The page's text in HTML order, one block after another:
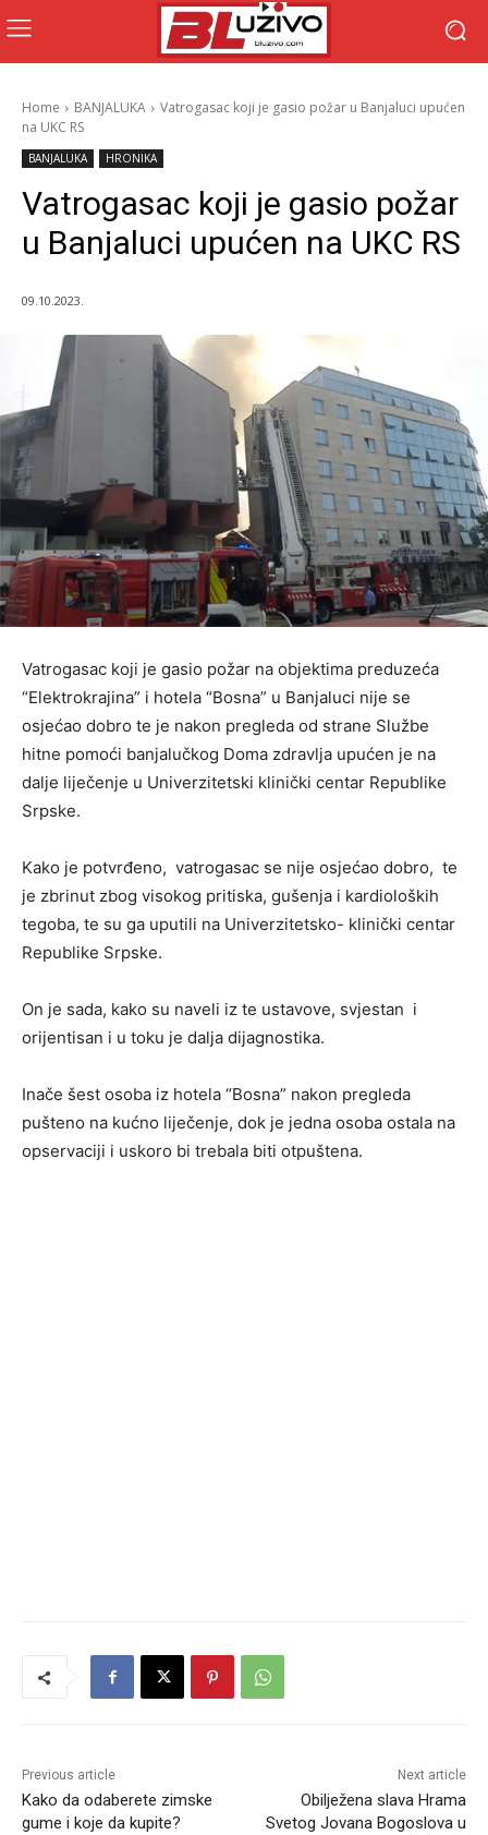
Home BANJALUKA
Vatrogasac koji je gasio požar u Banjaluci upućen
na UKC RS
BANJALUKA HRONIKA
Vatrogasac koji je gasio požar
u Banjaluci upućen na UKC RS
09.10.2023.
Vatrogasac koji je gasio požar na objektima preduzeća
“Elektrokrajina” i hotela “Bosna” u Banjaluci nije se
osjećao dobro te je nakon pregleda od strane Službe
hitne pomoći banjalučkog Doma zdravlja upućen je na
dalje liječenje u Univerzitetski klinički centar Republike
Srpske.
Kako je potvrđeno, vatrogasac se nije osjećao dobro, te
je zbrinut zbog visokog pritiska, gušenja i kardioloških
tegoba, te su ga uputili na Univerzitetsko- klinički centar
Republike Srpske.
On je sada, kako su naveli iz te ustavove, svjestan i
orijentisan i u toku je dalja dijagnostika.
Inače šest osoba iz hotela “Bosna” nakon pregleda
pušteno na kućno liječenje, dok je jedna osoba ostala na
opservaciji i uskoro bi trebala biti otpuštena.
Previous article
Kako da odaberete zimske
gume i koje da kupite?
Next article
Obilježena slava Hrama
Svetog Jovana Bogoslova u